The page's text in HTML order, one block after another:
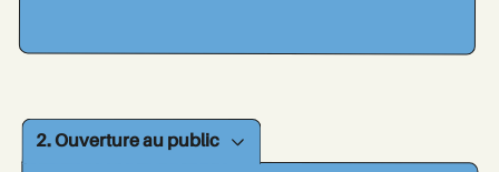
2. Ouverture au public